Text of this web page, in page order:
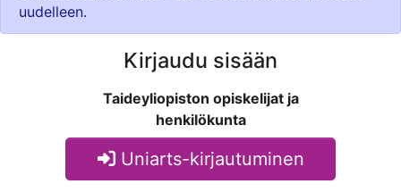
uudelleen.
Kirjaudu sisään
Taideyliopiston opiskelijat ja
henkilökunta
Uniarts-kirjautuminen